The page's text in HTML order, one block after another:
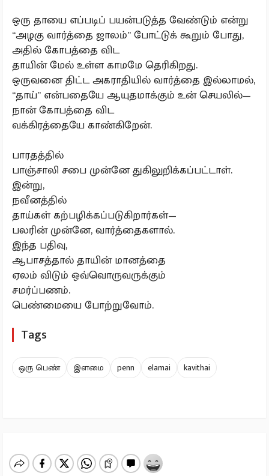
ஒரு தாயை எப்படிப் பயன்படுத்த வேண்டும் என்று
“அழகு வார்த்தை ஜாலம்” போட்டுக் கூறும் போது,
அதில் கோபத்தை விட
தாயின் மேல் உள்ள காமமே தெரிகிறது.
ஒருவனை திட்ட அகராதியில் வார்த்தை இல்லாமல்,
“தாய்” என்பதையே ஆயுதமாக்கும் உன் செயலில்—
நான் கோபத்தை விட
வக்கிரத்தையே காண்கிறேன்.
பாரதத்தில்
பாஞ்சாலி சபை முன்னே துகிலுறிக்கப்பட்டாள்.
இன்று,
நவீனத்தில்
தாய்கள் கற்பழிக்கப்படுகிறார்கள்—
பலரின் முன்னே, வார்த்தைகளால்.
இந்த பதிவு,
ஆபாசத்தால் தாயின் மானத்தை
ஏலம் விடும் ஒவ்வொருவருக்கும்
சமர்ப்பணம்.
பெண்மையை போற்றுவோம்.
Tags
ஒரு பெண் இளமை penn elamai kavithai